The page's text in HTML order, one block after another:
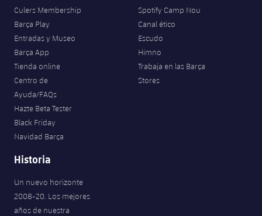
Culers Membership
Barça Play
Entradas y Museo
Barça App
Tienda online
Centro de
Ayuda/FAQs
Hazte Beta Tester
Black Friday
Navidad Barça
Spotify Camp Nou
Canal ético
Escudo
Himno
Trabaja en las Barça
Stores
Historia
Un nuevo horizonte
2008-20. Los mejores
años de nuestra